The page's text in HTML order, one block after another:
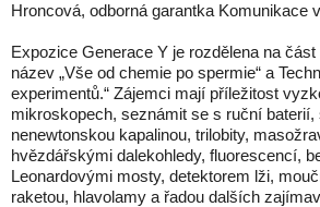
Hroncová, odborná garantka Komunikace
Expozice Generace Y je rozdělena na
název „Vše od chemie po spermie“ a
experimentů.“ Zájemci mají příležitost
mikroskopech, seznámit se s ruční
nenewtonskou kapalinou, trilobity,
hvězdářskými dalekohledy, fluorescencí,
Leonardovými mosty, detektorem lži,
raketou, hlavolamy a řadou dalších